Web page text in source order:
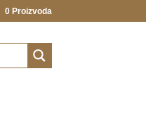
0 Proizvoda